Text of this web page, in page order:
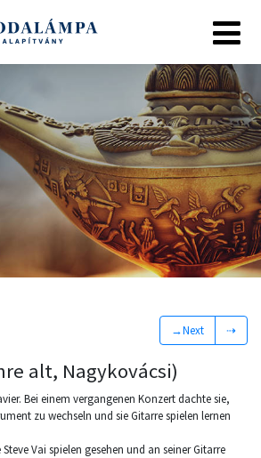
→Next ⇢
alt, Nagykovácsi)
Bei einem vergangenen Konzert dachte sie,
zu wechseln und sie Gitarre spielen lernen
Vai spielen gesehen und an seiner Gitarre